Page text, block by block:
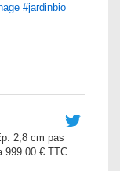
#jardinbio
2,8 cm pas
999.00 € TTC